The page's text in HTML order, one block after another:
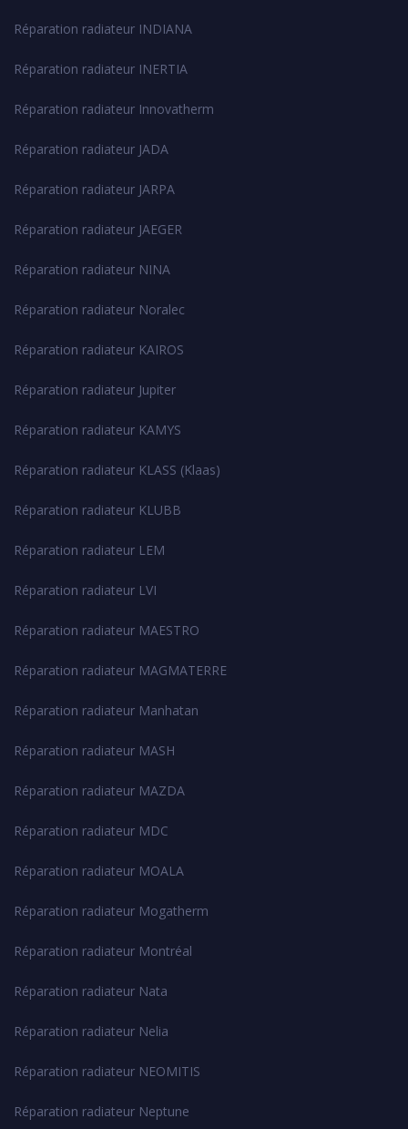
Réparation radiateur INDIANA
Réparation radiateur INERTIA
Réparation radiateur Innovatherm
Réparation radiateur JADA
Réparation radiateur JARPA
Réparation radiateur JAEGER
Réparation radiateur NINA
Réparation radiateur Noralec
Réparation radiateur KAIROS
Réparation radiateur Jupiter
Réparation radiateur KAMYS
Réparation radiateur KLASS (Klaas)
Réparation radiateur KLUBB
Réparation radiateur LEM
Réparation radiateur LVI
Réparation radiateur MAESTRO
Réparation radiateur MAGMATERRE
Réparation radiateur Manhatan
Réparation radiateur MASH
Réparation radiateur MAZDA
Réparation radiateur MDC
Réparation radiateur MOALA
Réparation radiateur Mogatherm
Réparation radiateur Montréal
Réparation radiateur Nata
Réparation radiateur Nelia
Réparation radiateur NEOMITIS
Réparation radiateur Neptune